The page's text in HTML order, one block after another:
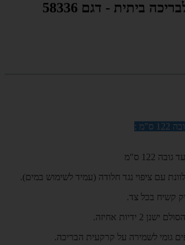
:
122 ס"מ
עם ציפוי נגד חלודה (עמיד לשימוש במים).
2 ידיות אחיזה.
גומי לשמירה על קרקעית הבריכה.